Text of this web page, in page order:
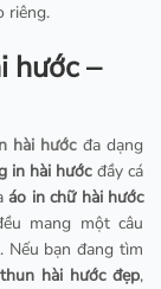
riêng.
hước –
hài hướcđa dạng
in hài hướcđầy cá
áo in chữ hài hước
mang một câu
Nếu bạn đang tìm
hài hước đẹp,